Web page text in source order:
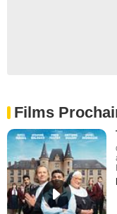
Films